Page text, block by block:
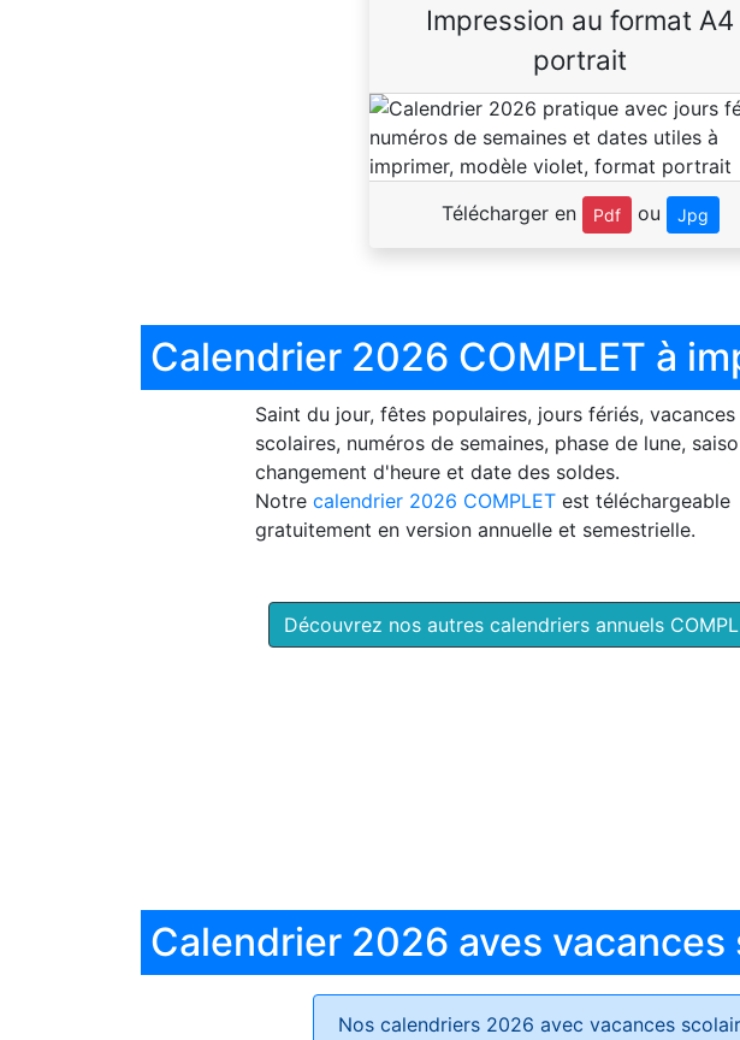
Impression au format A4
portrait
Télécharger en Pdf ou Jpg
Calendrier 2026 COMPLET à
Saint du jour, fêtes populaires, jours fériés, vacances
scolaires, numéros de semaines, phase de lune,
changement d'heure et date des soldes.
Notre calendrier 2026 COMPLET est téléchargeable
gratuitement en version annuelle et semestrielle.
Découvrez nos autres calendriers annuels
Calendrier 2026 aves
Nos calendriers 2026 avec vacances